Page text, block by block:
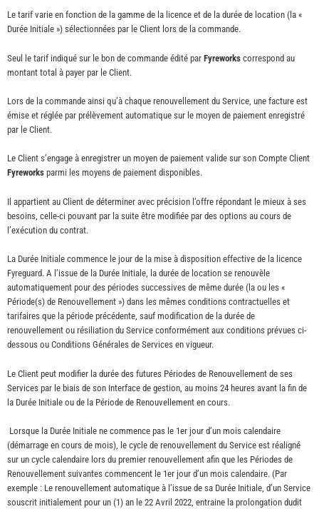
Le tarif varie en fonction de la gamme de la licence et de la durée de location (la «
Durée Initiale ») sélectionnées par le Client lors de la commande.
Seul le tarif indiqué sur le bon de commande édité par Fyreworks correspond au
montant total à payer par le Client.
Lors de la commande ainsi qu’à chaque renouvellement du Service, une facture est
émise et réglée par prélèvement automatique sur le moyen de paiement enregistré
par le Client.
Le Client s’engage à enregistrer un moyen de paiement valide sur son Compte Client
Fyreworks parmi les moyens de paiement disponibles.
Il appartient au Client de déterminer avec précision l’offre répondant le mieux à ses
besoins, celle-ci pouvant par la suite être modifiée par des options au cours de
l’exécution du contrat.
La Durée Initiale commence le jour de la mise à disposition effective de la licence
Fyreguard. A l’issue de la Durée Initiale, la durée de location se renouvèle
automatiquement pour des périodes successives de même durée (la ou les «
Période(s) de Renouvellement ») dans les mêmes conditions contractuelles et
tarifaires que la période précédente, sauf modification de la durée de
renouvellement ou résiliation du Service conformément aux conditions prévues ci-
dessous ou Conditions Générales de Services en vigueur.
Le Client peut modifier la durée des futures Périodes de Renouvellement de ses
Services par le biais de son Interface de gestion, au moins 24 heures avant la fin de
la Durée Initiale ou de la Période de Renouvellement en cours.
Lorsque la Durée Initiale ne commence pas le 1er jour d’un mois calendaire
(démarrage en cours de mois), le cycle de renouvellement du Service est réaligné
sur un cycle calendaire lors du premier renouvellement afin que les Périodes de
Renouvellement suivantes commencent le 1er jour d’un mois calendaire. (Par
exemple : Le renouvellement automatique à l’issue de sa Durée Initiale, d’un Service
souscrit initialement pour un (1) an le 22 Avril 2022, entraine la prolongation dudit